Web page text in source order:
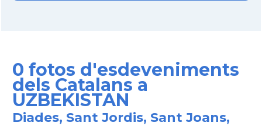
0 fotos d'esdeveniments
dels Catalans a
UZBEKISTAN
Diades, Sant Jordis, Sant Joans,